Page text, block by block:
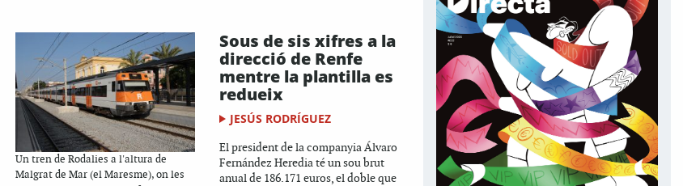
Un tren de Rodalies a l'altura de
Malgrat de Mar (el Maresme), on les
Sous de sis xifres a la
direcció de Renfe
mentre la plantilla es
redueix
JESÚS RODRÍGUEZ
El president de la companyia Álvaro
Fernández Heredia té un sou brut
anual de 186.171 euros, el doble que